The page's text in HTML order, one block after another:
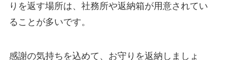
りを返す場所は、社務所や返納箱が用意されてい
ることが多いです。
感謝の気持ちを込めて、お守りを返納しましょ